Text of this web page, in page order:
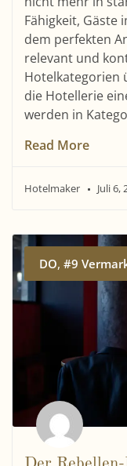
Fähigkeit,
dem perfekten
relevant und
Hotelkategorien
die Hotellerie
werden in
Read More
Hotelmaker Juli 6,
DO,#9